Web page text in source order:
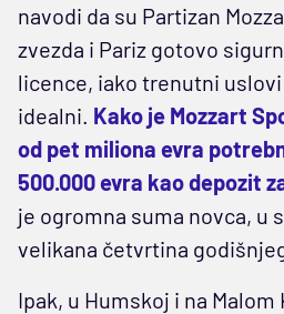
navodi da su Partizan
zvezda i Pariz gotovo
licence, iako trenutni
idealni. Kako je Mozzart
od pet miliona evra
500.000 evra kao depozit
je ogromna suma novca, u
velikana četvrtina
Ipak, u Humskoj i na